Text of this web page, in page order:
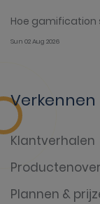
Hoe gamification
Sun 02 Aug 2026
Verkennen
Klantverhalen
Plannen &